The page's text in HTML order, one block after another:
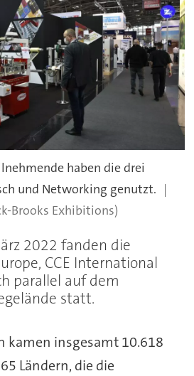
haben die drei
und Networking genutzt.
Brooks Exhibitions)
2022 fanden die
CCE International
parallel auf dem
statt.
kamen insgesamt 10.618
Ländern, die die